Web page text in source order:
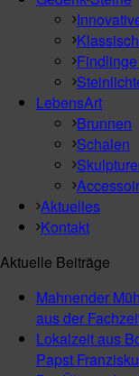
LebensArt
Brunnen
Schalen
Aktuelles
Kontakt
Aktuelle Beiträge
Mahnender
aus der
Lokalzeit aus
Papst